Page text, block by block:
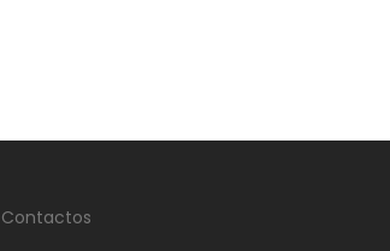
Contactos